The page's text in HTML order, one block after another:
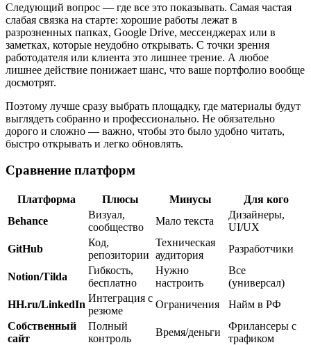
Следующий вопрос — где все это показывать. Самая частая
слабая связка на старте: хорошие работы лежат в
разрозненных папках, Google Drive, мессенджерах или в
заметках, которые неудобно открывать. С точки зрения
работодателя или клиента это лишнее трение. А любое
лишнее действие понижает шанс, что ваше портфолио вообще
досмотрят.
Поэтому лучше сразу выбрать площадку, где материалы будут
выглядеть собранно и профессионально. Не обязательно
дорого и сложно — важно, чтобы это было удобно читать,
быстро открывать и легко обновлять.
Сравнение платформ
Платформа Плюсы Минусы
Для кого
Behance
Визуал,
сообщество
Мало текста
Дизайнеры,
UI/UX
GitHub
Код,
репозитории
Техническая
аудитория
Разработчики
Notion/Tilda
Гибкость,
бесплатно
Нужно
настроить
Все
(универсал)
HH.ru/LinkedIn
Интеграция с
резюме
Ограничения
Найм в РФ
Собственный
сайт
Полный
контроль
Время/деньги
Фрилансеры с
трафиком